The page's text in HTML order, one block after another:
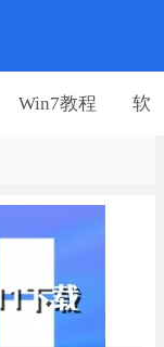
Win7教程 软